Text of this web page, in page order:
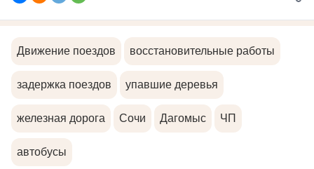
Движение поездов восстановительные работы
задержка поездов упавшие деревья
железная дорога Сочи Дагомыс ЧП
автобусы